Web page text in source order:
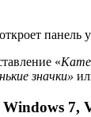
панель
«
значки»
7,